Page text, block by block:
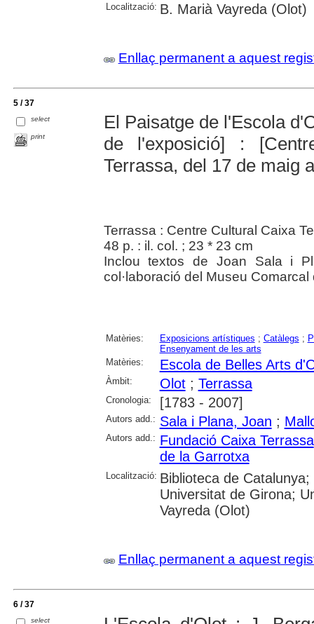
Localització: B. Marià Vayreda (Olot)
Enllaç permanent a aquest
5 / 37
select
print
El Paisatge de l'Escola
de l'exposició] :
Terrassa, del 17 de maig
Terrassa : Centre Cultural Caixa
48 p. : il. col. ; 23 * 23 cm
Inclou textos de Joan Sala i
col·laboració del Museu Comarcal
Matèries: Exposicions artístiques ; Catàlegs ;
Ensenyament de les arts
Matèries:
Escola de Belles Arts
Àmbit: Olot; Terrassa
Cronologia: [1783 - 2007]
Autors add.: Sala i Plana, Joan ;
Autors add.: Fundació Caixa Terrassa
de la Garrotxa
Localització: Biblioteca de
Universitat de Girona;
Vayreda (Olot)
Enllaç permanent a aquest
6 / 37
select